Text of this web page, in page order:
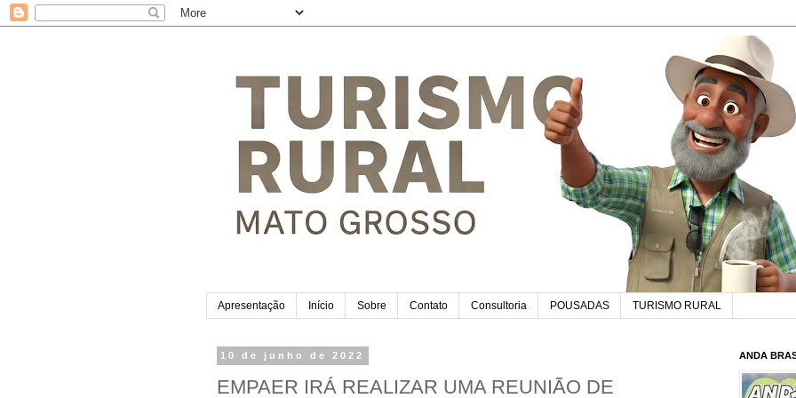
Apresentação Início Sobre Contato Consultoria POUSADAS TURISMO RURAL
10 de junho de 2022
EMPAER IRÁ REALIZAR UMA REUNIÃO DE
ANDA